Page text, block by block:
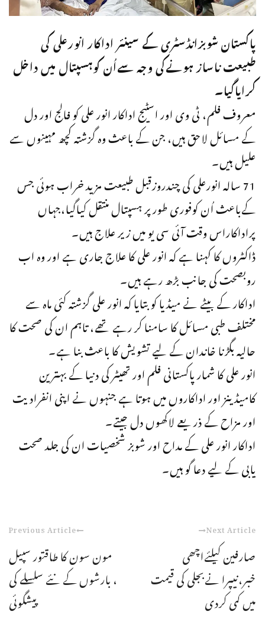
پاکستان شوبزانڈسٹری کے سینئر اداکار انورعلی کی
طبیعت ناساز ہونےکی وجہ سےاُن کوہسپتال میں داخل
کرایاگیا۔
معروف فلم، ٹی وی اور اسٹیج اداکار انور علی کو فالج اور دل
کے مسائل لاحق ہیں، جن کے باعث وہ گزشتہ کچھ مہینوں سے
علیل ہیں۔
71 سالہ انورعلی کی چندروزقبل طبیعت مزید خراب ہوئی جس
کےباعث اُن کوفوری طورپر ہسپتال منتقل کیاگیا،جہاں
پراداکاراس وقت آئی سی یو میں زیر علاج ہیں۔
ڈاکٹروں کا کہنا ہے کہ انور علی کا علاج جاری ہے اور وہ اب
روبصحت کی جانب بڑھ رہے ہیں۔
اداکار کے بیٹے نے میڈیا کو بتایا کہ انور علی گزشتہ کئی ماہ سے
مختلف طبی مسائل کا سامنا کر رہے تھے، تاہم ان کی صحت کا
حالیہ بگڑنا خاندان کے لیے تشویش کا باعث بنا ہے۔
انور علی کا شمار پاکستانی فلم اور تھیٹر کی دنیا کے بہترین
کامیڈینز اور اداکاروں میں ہوتا ہے جنہوں نے اپنی انفرادیت
اور مزاح کے ذریعے لاکھوں دل جیتے۔
اداکار انور علی کے مداح اور شوبز شخصیات ان کی جلد صحت
یابی کے لیے دعا گو ہیں۔
Previous Article
مون سون کا طاقتور سپیل
، بارشوں کے نئے سلسلے کی
پیشگوئی
Next Article
صارفین کیلئےاچھی
خبر،نیپرا نےبجلی کی قیمت
میں کمی کردی